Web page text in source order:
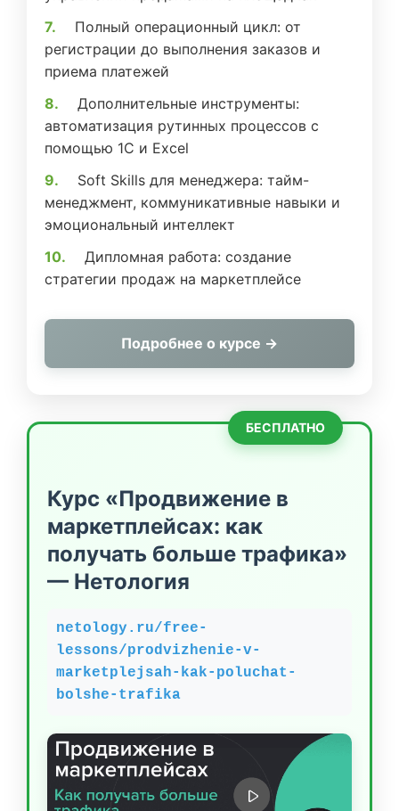
Полный операционный цикл: от
регистрации до выполнения заказов и
приема платежей
Дополнительные инструменты:
автоматизация рутинных процессов с
помощью 1С и Excel
Soft Skills для менеджера: тайм-
менеджмент, коммуникативные навыки и
эмоциональный интеллект
Дипломная работа: создание
стратегии продаж на маркетплейсе
Подробнее о курсе →
БЕСПЛАТНО
Курс «Продвижение в
маркетплейсах: как
получать больше трафика»
— Нетология
netology.ru/free-
lessons/prodvizhenie-v-
marketplejsah-kak-poluchat-
bolshe-trafika